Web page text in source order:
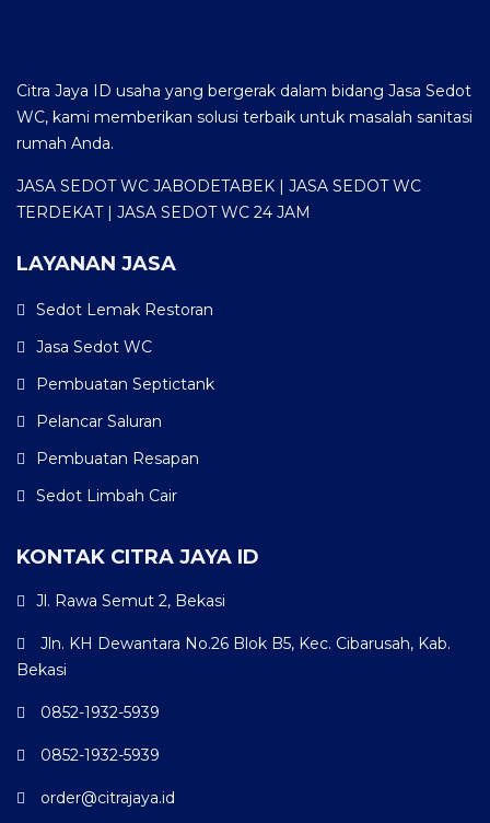
Citra Jaya ID usaha yang bergerak dalam bidang Jasa Sedot
WC, kami memberikan solusi terbaik untuk masalah sanitasi
rumah Anda.
JASA SEDOT WC JABODETABEK | JASA SEDOT WC
TERDEKAT | JASA SEDOT WC 24 JAM
LAYANAN JASA
Sedot Lemak Restoran
Jasa Sedot WC
Pembuatan Septictank
Pelancar Saluran
Pembuatan Resapan
Sedot Limbah Cair
KONTAK CITRA JAYA ID
Jl. Rawa Semut 2, Bekasi
Jln. KH Dewantara No.26 Blok B5, Kec. Cibarusah, Kab.
Bekasi
0852-1932-5939
0852-1932-5939
order@citrajaya.id